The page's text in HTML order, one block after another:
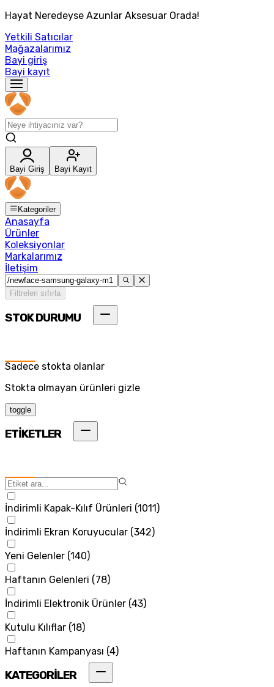
Hayat Neredeyse Azunlar Aksesuar Orada!
Yetkili Satıcılar
Mağazalarımız
Bayi giriş
Bayi kayıt
Bayi Giriş Bayi Kayıt
Kategoriler
Anasayfa
Ürünler
Koleksiyonlar
Markalarımız
İletişim
Filtreleri sıfırla
STOK DURUMU
Sadece stokta olanlar
Stokta olmayan ürünleri gizle
toggle
ETİKETLER
İndirimli Kapak-Kılıf Ürünleri (1011 )
İndirimli Ekran Koruyucular (342)
Yeni Gelenler (140)
Haftanın Gelenleri (78)
İndirimli Elektronik Ürünler (43)
Kutulu Kılıflar (18)
Haftanın Kampanyası (4)
KATEGORİLER